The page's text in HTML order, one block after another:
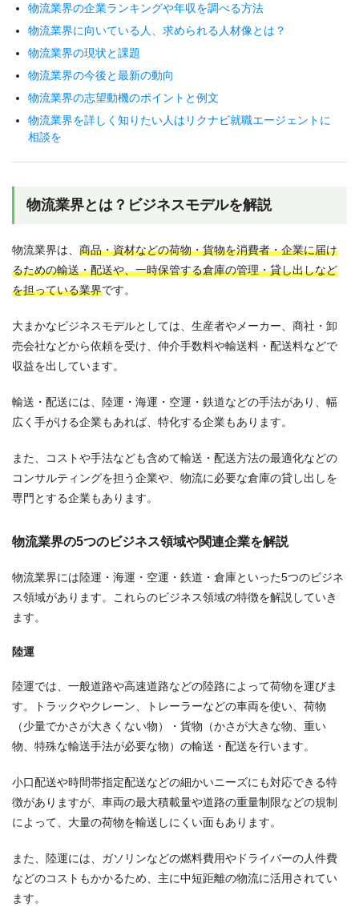
物流業界の企業ランキングや年収を調べる方法
物流業界に向いている人、求められる人材像とは？
物流業界の現状と課題
物流業界の今後と最新の動向
物流業界の志望動機のポイントと例文
物流業界を詳しく知りたい人はリクナビ就職エージェントに
相談を
物流業界とは？ビジネスモデルを解説
物流業界は、 商品・資材などの荷物・貨物を消費者・企業に届け
るための輸送・配送や、一時保管する倉庫の管理・貸し出しなど
を担っている業界です。
大まかなビジネスモデルとしては、生産者やメーカー、商社・卸
売会社などから依頼を受け、仲介手数料や輸送料・配送料などで
収益を出しています。
輸送・配送には、陸運・海運・空運・鉄道などの手法があり、幅
広く手がける企業もあれば、特化する企業もあります。
また、コストや手法なども含めて輸送・配送方法の最適化などの
コンサルティングを担う企業や、物流に必要な倉庫の貸し出しを
専門とする企業もあります。
物流業界の5つのビジネス領域や関連企業を解説
物流業界には陸運・海運・空運・鉄道・倉庫といった5つのビジネ
ス領域があります。これらのビジネス領域の特徴を解説していき
ます。
陸運
陸運では、一般道路や高速道路などの陸路によって荷物を運びま
す。トラックやクレーン、トレーラーなどの車両を使い、荷物
（少量でかさが大きくない物）・貨物（かさが大きな物、重い
物、特殊な輸送手法が必要な物）の輸送・配送を行います。
小口配送や時間帯指定配送などの細かいニーズにも対応できる特
徴がありますが、車両の最大積載量や道路の重量制限などの規制
によって、大量の荷物を輸送しにくい面もあります。
また、陸運には、ガソリンなどの燃料費用やドライバーの人件費
などのコストもかかるため、主に中短距離の物流に活用されてい
ます。